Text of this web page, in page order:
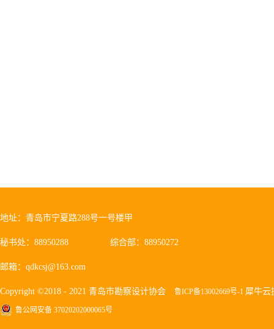
地址：青岛市宁夏路288号一号楼甲
秘书处：88950288 综合部：88950272
邮箱：qdkcsj@163.com
Copyright ©2018 - 2021 青岛市勘察设计协会 鲁ICP备13002669号-1 犀牛云
鲁公网安备 37020202000065号